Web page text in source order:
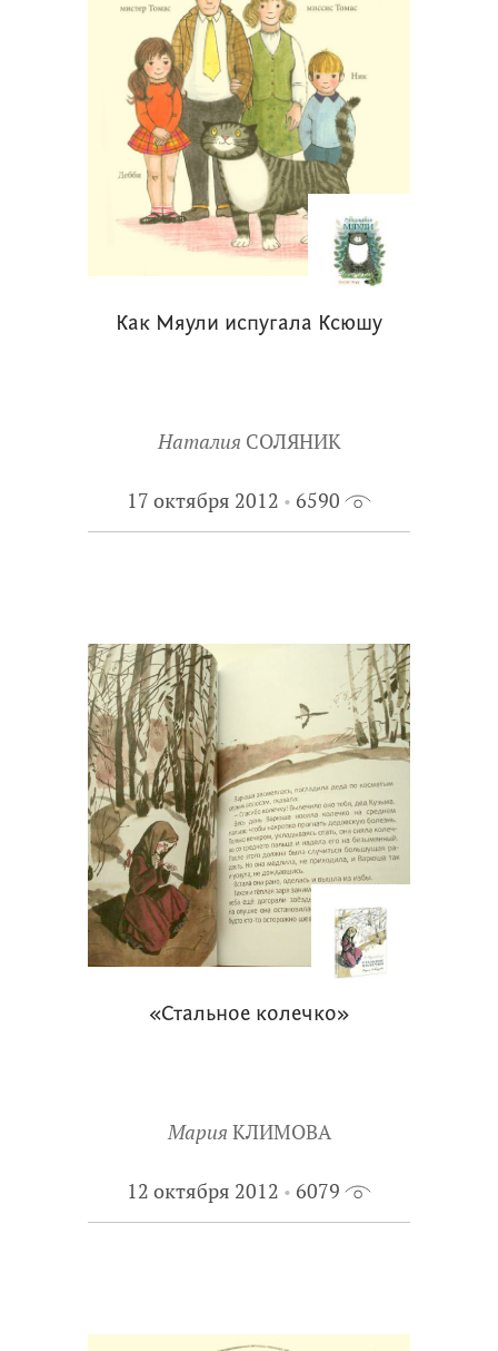
Как Мяули испугала Ксюшу
Наталия СОЛЯНИК
17 октября 2012 6590
«Стальное колечко»
Мария КЛИМОВА
12 октября 2012 6079